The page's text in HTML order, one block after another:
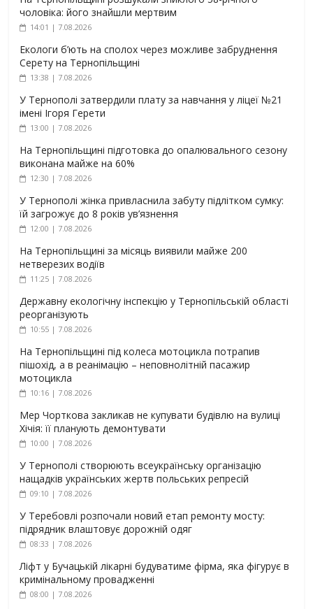
чоловіка: його знайшли мертвим
14:01 | 7.08.2026
Екологи б’ють на сполох через можливе забруднення
Серету на Тернопільщині
13:38 | 7.08.2026
У Тернополі затвердили плату за навчання у ліцеї №21
імені Ігоря Герети
13:00 | 7.08.2026
На Тернопільщині підготовка до опалювального сезону
виконана майже на 60%
12:30 | 7.08.2026
У Тернополі жінка привласнила забуту підлітком сумку:
їй загрожує до 8 років ув’язнення
12:00 | 7.08.2026
На Тернопільщині за місяць виявили майже 200
нетверезих водіїв
11:25 | 7.08.2026
Державну екологічну інспекцію у Тернопільській області
реорганізують
10:55 | 7.08.2026
На Тернопільщині під колеса мотоцикла потрапив
пішохід, а в реанімацію – неповнолітній пасажир
мотоцикла
10:16 | 7.08.2026
Мер Чорткова закликав не купувати будівлю на вулиці
Хічія: її планують демонтувати
10:00 | 7.08.2026
У Тернополі створюють всеукраїнську організацію
нащадків українських жертв польських репресій
09:10 | 7.08.2026
У Теребовлі розпочали новий етап ремонту мосту:
підрядник влаштовує дорожній одяг
08:33 | 7.08.2026
Ліфт у Бучацькій лікарні будуватиме фірма, яка фігурує в
кримінальному провадженні
08:00 | 7.08.2026